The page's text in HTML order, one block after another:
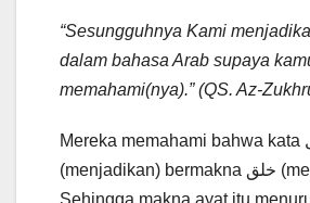
“Sesungguhnya Kami
dalam bahasa Arab supaya
memahami(nya).” (QS. Az-
Mereka memahami bahwa kata جعل
(menjadikan) bermakna خلق (menciptakan).
Sehingga makna ayat itu